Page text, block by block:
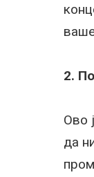
2.
Ово
да